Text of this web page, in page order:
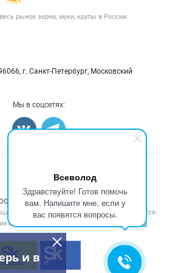
Всеволод
Здравствуйте! Готов помочь
вам. Напишите мне, если у
вас появятся вопросы.
и в
рынок зерна, муки, крупы в России.
г. Санкт-Петербург, Московский
информация
персональных данных
Крупы
Мука
Мы в соцсетях:
право, логотипы
“Инлайн”. 12+ Все права защищены.
размещенной на данном сайте, допускается
активной гиперссылки на сайт
grainboard.ru